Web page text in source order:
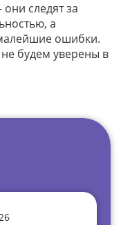
следят за
а
ошибки.
будем уверены в